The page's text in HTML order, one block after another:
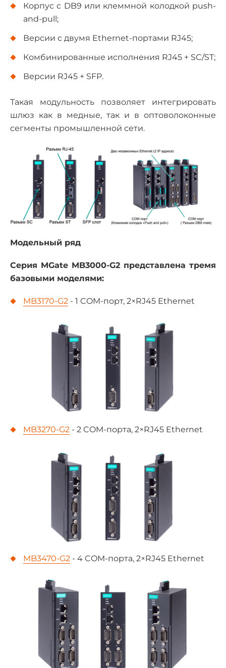
Корпус с DB9 или клеммной колодкой push-
and-pull;
Версии с двумя Ethernet-портами RJ45;
Комбинированные исполнения RJ45 + SC/ST;
Версии RJ45 + SFP.
Такая модульность позволяет интегрировать
шлюз как в медные, так и в оптоволоконные
сегменты промышленной сети.
Модельный ряд
Серия MGate MB3000-G2 представлена тремя
базовыми моделями:
MB3170-G2 - 1 COM-порт, 2×RJ45 Ethernet
MB3270-G2 - 2 COM-порта, 2×RJ45 Ethernet
MB3470-G2 - 4 COM-порта, 2×RJ45 Ethernet